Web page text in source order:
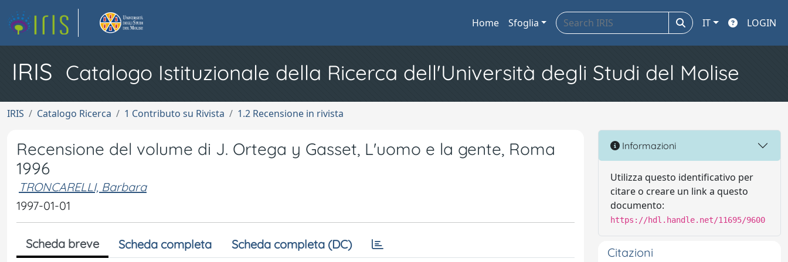
Home Sfoglia IT LOGIN
IRIS Catalogo Istituzionale della Ricerca dell'Università degli Studi del Molise
IRIS Catalogo Ricerca 1 Contributo su Rivista 1.2 Recensione in rivista
Recensione del volume di J. Ortega y Gasset, L'uomo e la gente, Roma
1996
TRONCARELLI, Barbara
1997-01-01
Scheda breve Scheda completa Scheda completa (DC)
Informazioni
Utilizza questo identificativo per
citare o creare un link a questo
documento:
https://hdl.handle.net/11695/9600
Citazioni